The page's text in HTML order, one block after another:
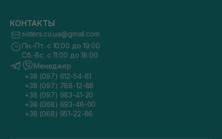
КОНТАКТЫ
sisters.co.ua@gmail.com
Пн.-Пт. с 10:00 до 19:00
Сб.-Вс. с 11:00 до 18:00
Менеджер
+38 (097) 612-54-81
+38 (097) 788-12-88
+38 (097) 983-41-20
+38 (068) 693-46-00
+38 (068) 951-22-86